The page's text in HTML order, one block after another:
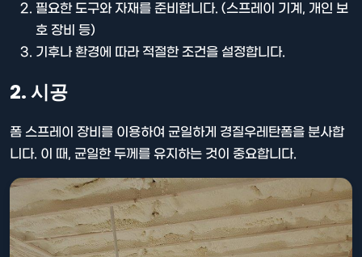
필요한 도구와 자재를 준비합니다. (스프레이 기계, 개인 보
호 장비 등)
기후나 환경에 따라 적절한 조건을 설정합니다.
2. 시공
폼 스프레이 장비를 이용하여 균일하게 경질우레탄폼을 분사합
니다. 이 때, 균일한 두께를 유지하는 것이 중요합니다.